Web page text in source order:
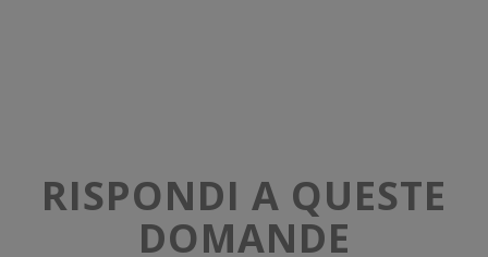
RISPONDI A QUESTE
DOMANDE